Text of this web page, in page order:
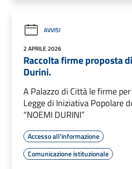
AVVISI
2 APRILE 2026
Raccolta firme proposta
Durini.
A Palazzo di Città le firme
Legge di Iniziativa Popolare
“NOEMI DURINI”
Accesso all'informazione
Comunicazione istituzionale